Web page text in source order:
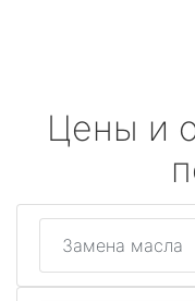
Цены и
Замена масла